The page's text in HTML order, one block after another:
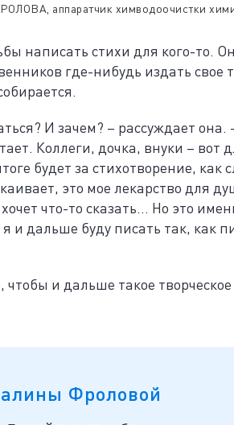
аппаратчик химводоочистки
написать стихи для кого-то.
где-нибудь издать
И зачем? – рассуждает
Коллеги, дочка, внуки –
будет за стихотворение, как
это мое лекарство для
что-то сказать… Но это
и дальше буду писать так, как
и дальше такое
Фроловой